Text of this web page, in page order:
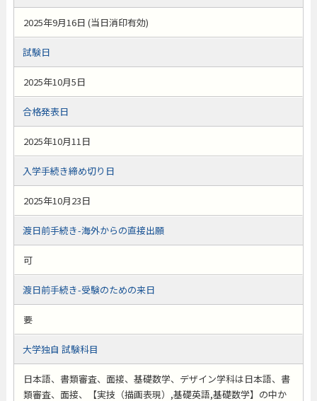
2025年9月16日 (当日消印有効)
試験日
2025年10月5日
合格発表日
2025年10月11日
入学手続き締め切り日
2025年10月23日
渡日前手続き-海外からの直接出願
可
渡日前手続き-受験のための来日
要
大学独自 試験科目
日本語、書類審査、面接、基礎数学、デザイン学科は日本語、書
類審査、面接、【実技（描画表現）,基礎英語,基礎数学】の中か